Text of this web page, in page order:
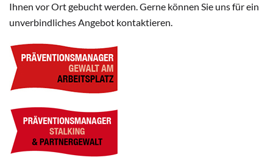
Ihnen vor Ort gebucht werden. Gerne können Sie uns für ein
unverbindliches Angebot kontaktieren.